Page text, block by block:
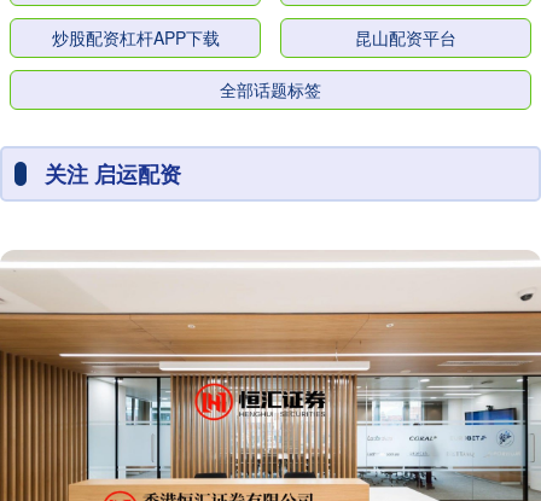
炒股配资杠杆APP下载 昆山配资平台
全部话题标签
关注 启运配资